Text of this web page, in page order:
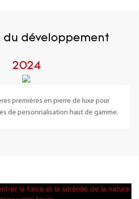
du développement
2024
premières en pierre de luxe pour
de personnalisation haut de gamme.